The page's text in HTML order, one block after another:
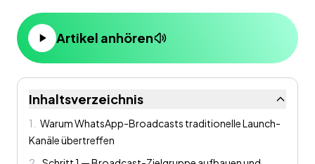
Artikel anhören
Inhaltsverzeichnis
1
Warum WhatsApp-Broadcasts traditionelle Launch-
Kanäle übertreffen